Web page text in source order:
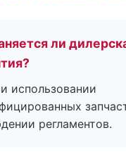
ли
использовании
регламентов.